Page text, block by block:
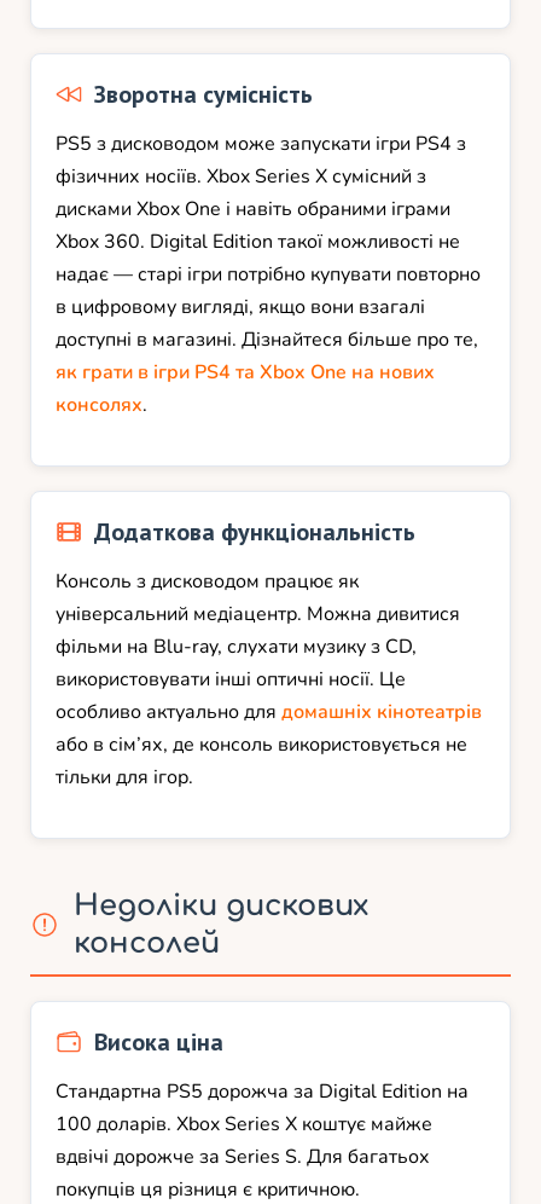
Зворотна сумісність
PS5 з дисководом може запускати ігри PS4 з
фізичних носіїв. Xbox Series X сумісний з
дисками Xbox One і навіть обраними іграми
Xbox 360. Digital Edition такої можливості не
надає — старі ігри потрібно купувати повторно
в цифровому вигляді, якщо вони взагалі
доступні в магазині. Дізнайтеся більше про те,
як грати в ігри PS4 та Xbox One на нових
консолях.
Додаткова функціональність
Консоль з дисководом працює як
універсальний медіацентр. Можна дивитися
фільми на Blu-ray, слухати музику з CD,
використовувати інші оптичні носії. Це
особливо актуально для домашніх кінотеатрів
або в сім’ях, де консоль використовується не
тільки для ігор.
Недоліки дискових
консолей
Висока ціна
Стандартна PS5 дорожча за Digital Edition на
100 доларів. Xbox Series X коштує майже
вдвічі дорожче за Series S. Для багатьох
покупців ця різниця є критичною.